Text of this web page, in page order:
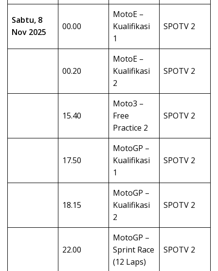
Sabtu, 8
Nov 2025
00.00
MotoE –
Kualifikasi
1
SPOTV 2
00.20
MotoE –
Kualifikasi
2
SPOTV 2
15.40
Moto3 –
Free
Practice 2
SPOTV 2
17.50
MotoGP –
Kualifikasi
1
SPOTV 2
18.15
MotoGP –
Kualifikasi
2
SPOTV 2
22.00
MotoGP –
Sprint Race
(12 Laps)
SPOTV 2